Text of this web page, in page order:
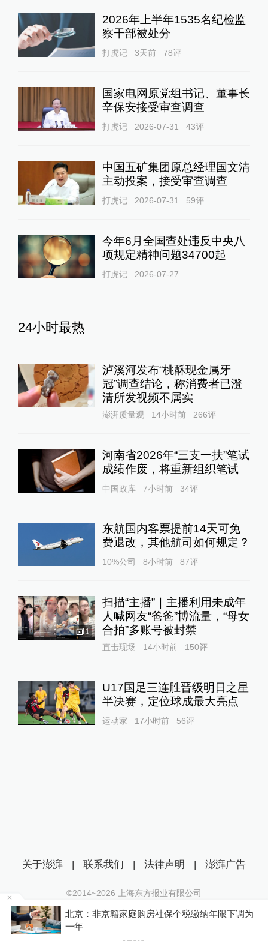
2026年上半年1535名纪检监
察干部被处分
打虎记 3天前 78评
国家电网原党组书记、董事长
辛保安接受审查调查
打虎记 2026-07-31 43评
中国五矿集团原总经理国文清
主动投案，接受审查调查
打虎记 2026-07-31 59评
今年6月全国查处违反中央八
项规定精神问题34700起
打虎记 2026-07-27
24小时最热
泸溪河发布“桃酥现金属牙
冠”调查结论，称消费者已澄
清所发视频不属实
澎湃质量观 14小时前 266评
河南省2026年“三支一扶”笔试
成绩作废，将重新组织笔试
中国政库 7小时前 34评
东航国内客票提前14天可免
费退改，其他航司如何规定？
10%公司 8小时前 87评
1
扫描“主播”｜主播利用未成年
人喊网友“爸爸”博流量，“母女
合拍”多账号被封禁
直击现场 14小时前 150评
U17国足三连胜晋级明日之星
半决赛，定位球成最大亮点
运动家 17小时前 56评
湖南衡阳蒸湘区住建局民生服务热线刚开通两天
就出现故障，官方：正抢修
关于澎湃 | 联系我们 | 法律声明 | 澎湃广告
©2014~2026 上海东方报业有限公司
沪ICP证：沪B2-20170116 | 沪ICP备14003370号
互联网新闻信息服务许可证：31120170006